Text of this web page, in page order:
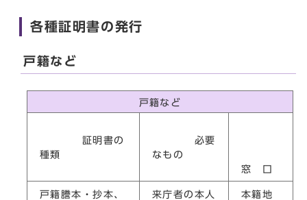
各種証明書の発行
戸籍など
戸籍など
証明書の
種類
必要
なもの
窓 口
戸籍謄本・抄本、
来庁者の本人
本籍地